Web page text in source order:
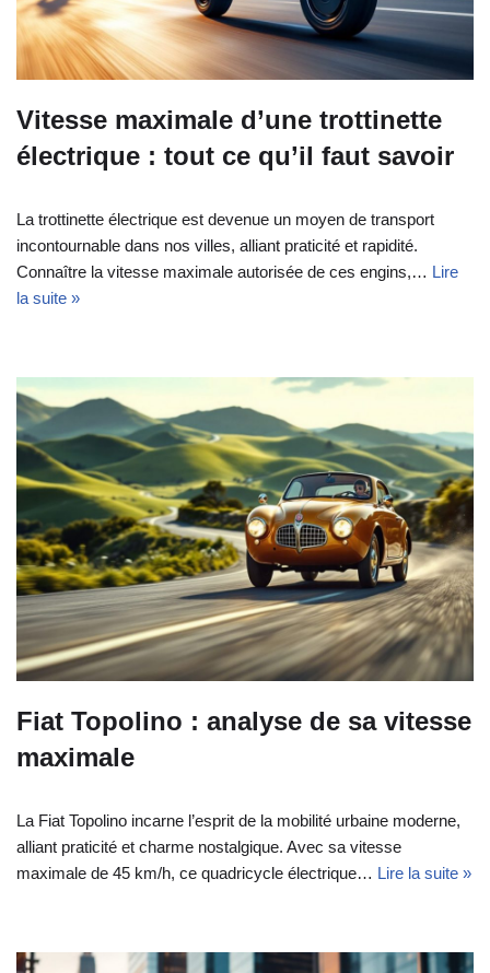
Vitesse maximale d’une trottinette
électrique : tout ce qu’il faut savoir
La trottinette électrique est devenue un moyen de transport
incontournable dans nos villes, alliant praticité et rapidité.
Connaître la vitesse maximale autorisée de ces engins,… Lire
la suite »
Fiat Topolino : analyse de sa vitesse
maximale
La Fiat Topolino incarne l’esprit de la mobilité urbaine moderne,
alliant praticité et charme nostalgique. Avec sa vitesse
maximale de 45 km/h, ce quadricycle électrique… Lire la suite »